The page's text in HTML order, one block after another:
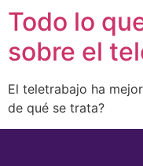
Todo lo
sobre el
El teletrabajo ha
de qué se trata?